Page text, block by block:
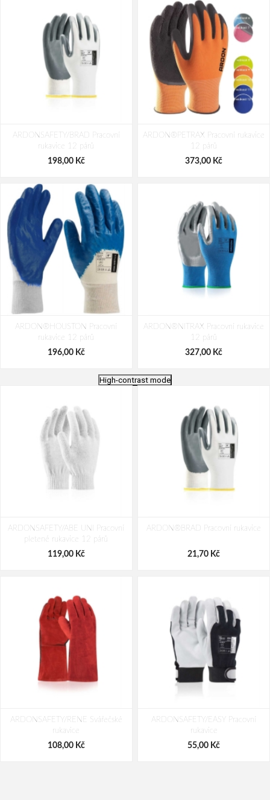
ARDONSAFETY/BRAD Pracovní
rukavice 12 párů
198,00 Kč
ARDON®PETRAX Pracovní rukavice
12 párů
373,00 Kč
ARDON®HOUSTON Pracovní
rukavice 12 párů
196,00 Kč
ARDON®NITRAX Pracovní rukavice
12 párů
327,00 Kč
rukavice 12 párů
327,00 Kč
12 párů
High-contrast mode
ARDONSAFETY/ABE UNI Pracovní
pletené rukavice 12 párů
119,00 Kč
ARDON®BRAD Pracovní rukavice
21,70 Kč
ARDONSAFETY/RENE Svářečské
rukavice
108,00 Kč
ARDONSAFETY/EASY Pracovní
rukavice
55,00 Kč